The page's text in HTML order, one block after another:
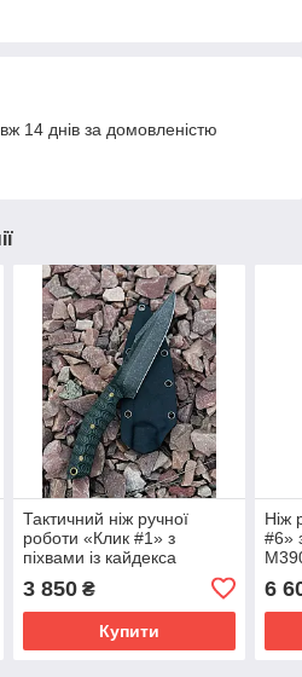
14 днів за домовленістю
Тактичний ніж ручної
роботи «Клик #1» з
піхвами із кайдекса
3 850₴
Купити
Ніж
#6»
6